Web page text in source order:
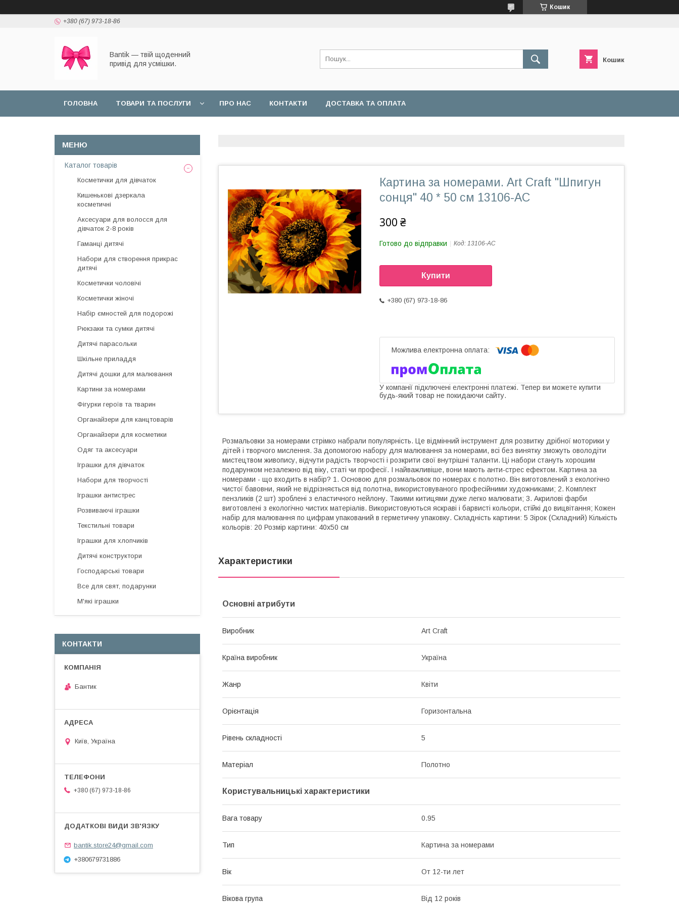
Кошик
+380 (67) 973-18-86
Bantik — твій щоденний
привід для усмішки.
Кошик
ГОЛОВНА ТОВАРИ ТА ПОСЛУГИ ПРО НАС КОНТАКТИ ДОСТАВКА ТА ОПЛАТА
Картина за номерами. Art Craft "Шпигун
сонця" 40 * 50 см 13106-AC
300 ₴
Готово до відправки Код: 13106-AC
Купити
+380 (67) 973-18-86
У компанії підключені електронні платежі. Тепер ви можете купити
будь-який товар не покидаючи сайту.
Розмальовки за номерами стрімко набрали популярність. Це відмінний інструмент для розвитку дрібної моторики у
дітей і творчого мислення. За допомогою набору для малювання за номерами, всі без винятку зможуть оволодіти
мистецтвом живопису, відчути радість творчості і розкрити свої внутрішні таланти. Ці набори стануть хорошим
подарунком незалежно від віку, статі чи професії. І найважливіше, вони мають анти-стрес ефектом. Картина за
номерами - що входить в набір? 1. Основою для розмальовок по номерах є полотно. Він виготовлений з екологічно
чистої бавовни, який не відрізняється від полотна, використовуваного професійними художниками; 2. Комплект
пензликів (2 шт) зроблені з еластичного нейлону. Такими китицями дуже легко малювати; 3. Акрилові фарби
виготовлені з екологічно чистих матеріалів. Використовуються яскраві і барвисті кольори, стійкі до вицвітання; Кожен
набір для малювання по цифрам упакований в герметичну упаковку. Складність картини: 5 Зірок (Складний) Кількість
кольорів: 20 Розмір картини: 40х50 см
Характеристики
Основні атрибути
Виробник Art Craft
Країна виробник Україна
Жанр Квіти
Орієнтація Горизонтальна
Рівень складності 5
Матеріал Полотно
Користувальницькі характеристики
Вага товару 0.95
Тип Картина за номерами
Вік От 12-ти лет
Вікова група Від 12 років
Каталог товарів
Косметички для дівчаток
Кишенькові дзеркала
косметичні
Аксесуари для волосся для
дівчаток 2-8 років
Гаманці дитячі
Набори для створення прикрас
дитячі
Косметички чоловічі
Косметички жіночі
Набір ємностей для подорожі
Рюкзаки та сумки дитячі
Дитячі парасольки
Шкільне приладдя
Дитячі дошки для малювання
Картини за номерами
Фігурки героїв та тварин
Органайзери для канцтоварів
Органайзери для косметики
Одяг та аксесуари
Іграшки для дівчаток
Набори для творчості
Іграшки антистрес
Розвиваючі іграшки
Текстильні товари
Іграшки для хлопчиків
Дитячі конструктори
Господарські товари
Все для свят, подарунки
М'які іграшки
КОНТАКТИ
Бантик
Київ, Україна
+380 (67) 973-18-86
bantik.store24@gmail.com
+380679731886